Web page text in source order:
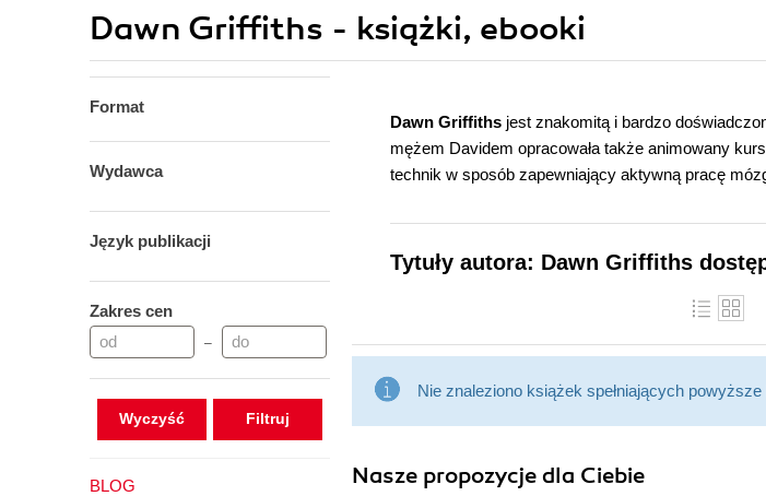
Dawn Griffiths - książki, ebooki
Format
Wydawca
Język publikacji
Zakres cen
–
Wyczyść
BLOG
Dawn Griffiths jest znakomitą i bardzo
mężem Davidem opracowała także animowany
technik w sposób zapewniający aktywną pracę
Tytuły autora: Dawn Griffiths
Nie znaleziono książek spełniających powyższe
Nasze propozycje dla Ciebie